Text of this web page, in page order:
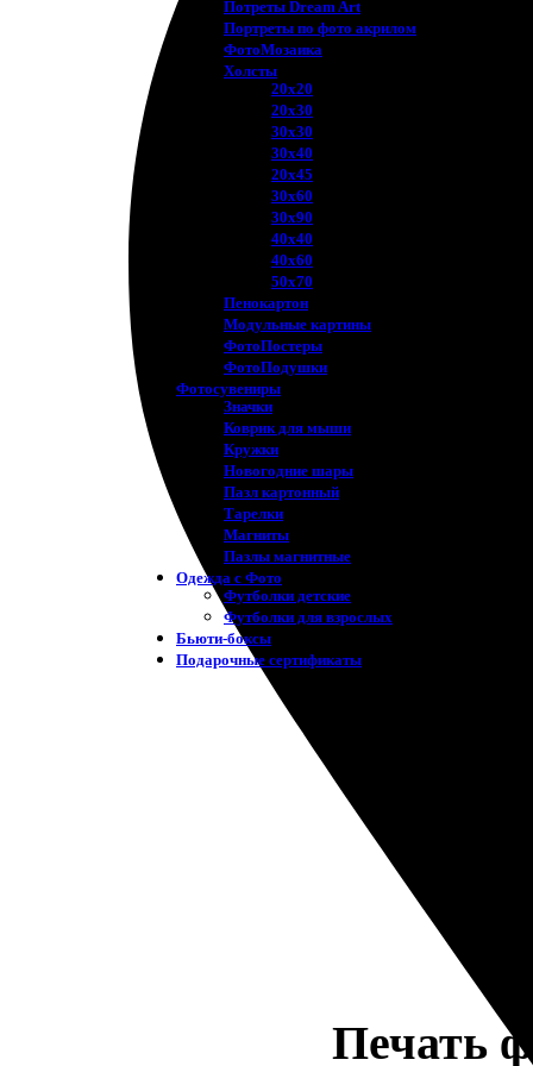
Потреты Dream Art
Портреты по фото акрилом
ФотоМозаика
Холсты
20х20
20х30
30х30
30х40
20х45
30х60
30х90
40х40
40х60
50х70
Пенокартон
Модульные картины
ФотоПостеры
ФотоПодушки
Фотоcувениры
Значки
Коврик для мыши
Кружки
Новогодние шары
Пазл картонный
Тарелки
Магниты
Пазлы магнитные
Одежда с Фото
Футболки детские
Футболки для взрослых
Бьюти-боксы
Подарочные сертификаты
Печать